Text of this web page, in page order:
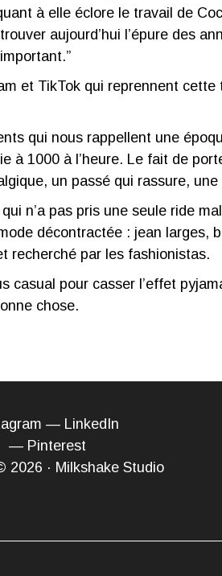
à elle éclore le travail de
aujourd’hui l’épure des
et TikTok qui reprennent cette
qui nous rappellent une
à 1000 à l’heure. Le fait de
un passé qui rassure, une
n’a pas pris une seule ride
décontractée : jean
recherché par les fashionistas.
pour casser l’effet
chose.
— LinkedIn
— Pinterest
2026 · Milkshake Studio